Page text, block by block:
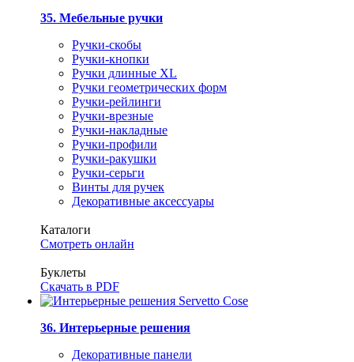
35. Мебельные ручки
Ручки-скобы
Ручки-кнопки
Ручки длинные XL
Ручки геометрических форм
Ручки-рейлинги
Ручки-врезные
Ручки-накладные
Ручки-профили
Ручки-ракушки
Ручки-серьги
Винты для ручек
Декоративные аксессуары
Каталоги
Смотреть онлайн
Буклеты
Скачать в PDF
36. Интерьерные решения
Декоративные панели